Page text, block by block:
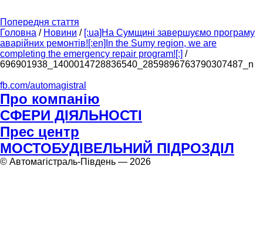
Попередня стаття
Головна / Новини / [:ua]На Сумщині завершуємо програму
аварійних ремонтів![:en]In the Sumy region, we are
completing the emergency repair program![:] /
696901938_1400014728836540_2859896763790307487_n
fb.com/automagistral
Про компанію
СФЕРИ ДІЯЛЬНОСТІ
Прес центр
МОСТОБУДІВЕЛЬНИЙ ПІДРОЗДІЛ
© Автомагістраль-Південь — 2026